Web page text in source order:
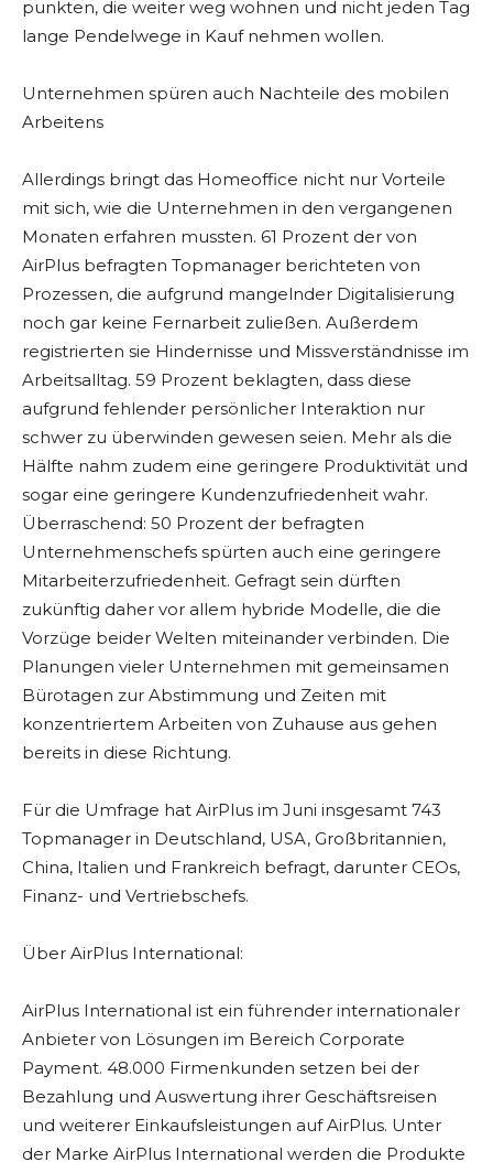
punkten, die weiter weg wohnen und nicht jeden Tag
lange Pendelwege in Kauf nehmen wollen.
Unternehmen spüren auch Nachteile des mobilen
Arbeitens
Allerdings bringt das Homeoffice nicht nur Vorteile
mit sich, wie die Unternehmen in den vergangenen
Monaten erfahren mussten. 61 Prozent der von
AirPlus befragten Topmanager berichteten von
Prozessen, die aufgrund mangelnder Digitalisierung
noch gar keine Fernarbeit zuließen. Außerdem
registrierten sie Hindernisse und Missverständnisse im
Arbeitsalltag. 59 Prozent beklagten, dass diese
aufgrund fehlender persönlicher Interaktion nur
schwer zu überwinden gewesen seien. Mehr als die
Hälfte nahm zudem eine geringere Produktivität und
sogar eine geringere Kundenzufriedenheit wahr.
Überraschend: 50 Prozent der befragten
Unternehmenschefs spürten auch eine geringere
Mitarbeiterzufriedenheit. Gefragt sein dürften
zukünftig daher vor allem hybride Modelle, die die
Vorzüge beider Welten miteinander verbinden. Die
Planungen vieler Unternehmen mit gemeinsamen
Bürotagen zur Abstimmung und Zeiten mit
konzentriertem Arbeiten von Zuhause aus gehen
bereits in diese Richtung.
Für die Umfrage hat AirPlus im Juni insgesamt 743
Topmanager in Deutschland, USA, Großbritannien,
China, Italien und Frankreich befragt, darunter CEOs,
Finanz- und Vertriebschefs.
Über AirPlus International:
AirPlus International ist ein führender internationaler
Anbieter von Lösungen im Bereich Corporate
Payment. 48.000 Firmenkunden setzen bei der
Bezahlung und Auswertung ihrer Geschäftsreisen
und weiterer Einkaufsleistungen auf AirPlus. Unter
der Marke AirPlus International werden die Produkte